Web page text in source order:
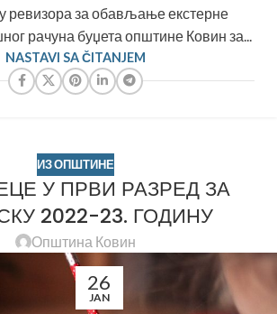
ревизора за обављање екстерне
рачуна буџета општине Ковин за...
NASTAVI SA ČITANJEM
ИЗ ОПШТИНЕ
У ПРВИ РАЗРЕД ЗА
2022-23. ГОДИНУ
Општина Ковин
26
JAN